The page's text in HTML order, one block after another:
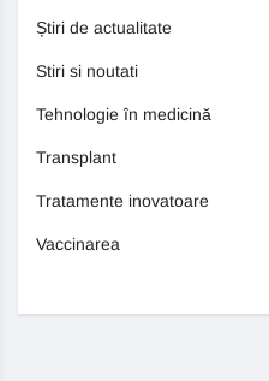
Știri de actualitate
Stiri si noutati
Tehnologie în medicină
Transplant
Tratamente inovatoare
Vaccinarea